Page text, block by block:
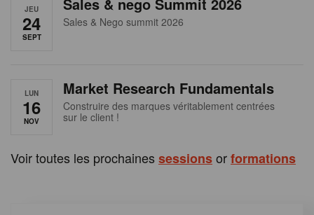
JEU
24
SEPT
Sales & Nego summit 2026
LUN
16
NOV
Market Research Fundamentals
Construire des marques véritablement centrées
sur le client !
Voir toutes les prochaines sessionsorformations